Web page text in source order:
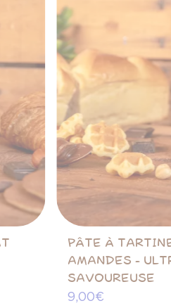
PÂTE À
AMANDES -
SAVOUREUSE
9,00 €